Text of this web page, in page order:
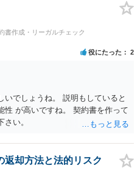
ます。 守秘義務については、基
合、義務が続くとお考えいただい
らすようなことがあれば、守秘
ます。
書作成・リーガルチェック
役にたった 2
でしょうね。 説明もしていると
性 が高いですね。 契約書を作って
い。
返却方法と法的リスク